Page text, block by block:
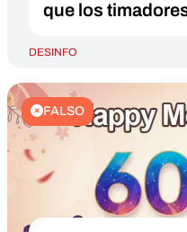
que los
DESINFO
FALSO